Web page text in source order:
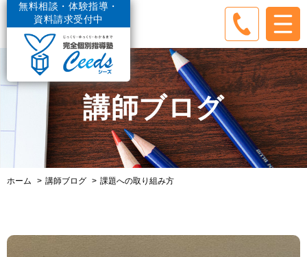
無料相談・体験指導・
資料請求受付中
講師ブログ
ホーム 講師ブログ 課題への取り組み方